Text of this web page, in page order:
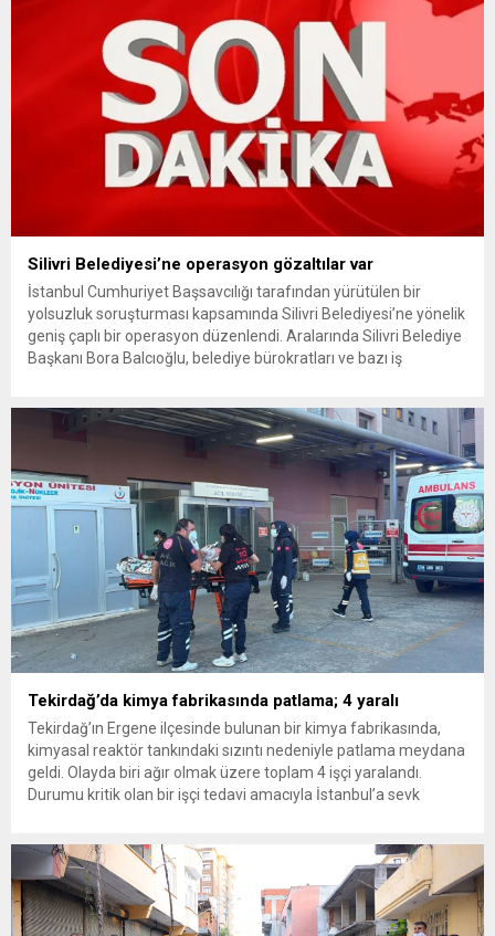
Silivri Belediyesi’ne operasyon gözaltılar var
İstanbul Cumhuriyet Başsavcılığı tarafından yürütülen bir
yolsuzluk soruşturması kapsamında Silivri Belediyesi’ne yönelik
geniş çaplı bir operasyon düzenlendi. Aralarında Silivri Belediye
Başkanı Bora Balcıoğlu, belediye bürokratları ve bazı iş
inceleme ve arama çalışmaları devam ediyor. İstanbul’da...
Tekirdağ’da kimya fabrikasında patlama; 4 yaralı
Tekirdağ’ın Ergene ilçesinde bulunan bir kimya fabrikasında,
kimyasal reaktör tankındaki sızıntı nedeniyle patlama meydana
geldi. Olayda biri ağır olmak üzere toplam 4 işçi yaralandı.
Durumu kritik olan bir işçi tedavi amacıyla İstanbul’a sevk
ilçesine...